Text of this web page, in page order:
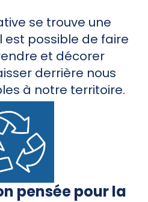
se trouve une
est possible de faire
et décorer
derrière nous
à notre territoire.
pensée pour la